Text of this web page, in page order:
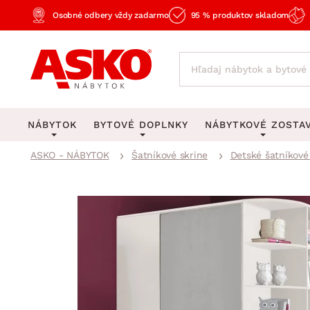
Osobné odbery vždy zadarmo 95 % produktov skladom
NÁBYTOK BYTOVÉ DOPLNKY
Behúne a malé koberce
Lustre a závesné
Stojacie lampy
Zobrazit vše
NÁBYTKOVÉ
Spálňové
Kancelárske
Kuchynské
Detské
Predsieňové
ASKO - NÁBYTOK Šatníkové skrine Detské